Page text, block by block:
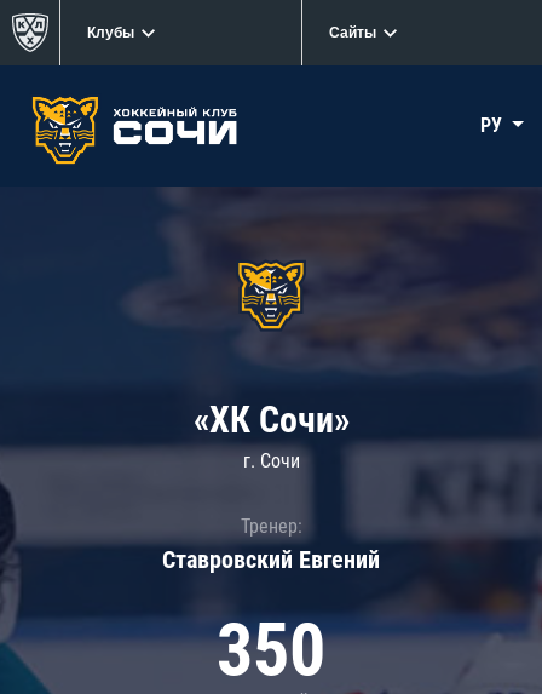
Клубы Сайты
РУ
«ХК Сочи»
г. Сочи
Тренер:
Ставровский Евгений
350